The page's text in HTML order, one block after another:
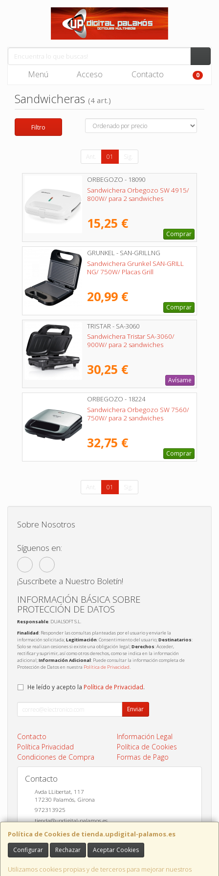
Menú Acceso Contacto 0
Sandwicheras (4 art.)
Filtro
Ant. 01 Sig.
ORBEGOZO - 18090
Sandwichera Orbegozo SW 4915/
800W/ para 2 sandwiches
15,25 €
Comprar
GRUNKEL - SAN-GRILLNG
Sandwichera Grunkel SAN-GRILL
NG/ 750W/ Placas Grill
20,99 €
Comprar
TRISTAR - SA-3060
Sandwichera Tristar SA-3060/
900W/ para 2 sandwiches
30,25 €
Avísame
ORBEGOZO - 18224
Sandwichera Orbegozo SW 7560/
750W/ para 2 sandwiches
32,75 €
Comprar
Ant. 01 Sig.
Política de Cookies de tienda.updigital-palamos.es
Configurar Rechazar Aceptar Cookies
Utilizamos cookies propias y de terceros para mejorar nuestros
Sobre Nosotros
Síguenos en:
¡Suscríbete a Nuestro Boletín!
INFORMACIÓN BÁSICA SOBRE
PROTECCIÓN DE DATOS
Responsable: DUALSOFT S.L.
Finalidad: Responder las consultas planteadas por el usuario y enviarle la
información solicitada;Legitimación: Consentimiento del usuario;Destinatarios:
Solo se realizan cesiones si existe una obligación legal;Derechos: Acceder,
rectificar y suprimir, así como otros derechos, como se indica en la información
adicional;Información Adicional: Puede consultar la información completa de
Protección de Datos en nuestra Política de Privacidad.
He leído y acepto la Política de Privacidad.
Enviar
Contacto
Información Legal
Política Privacidad
Política de Cookies
Condiciones de Compra
Formas de Pago
Contacto
Avda LLibertat, 117
17230 Palamós, Girona
972313925
tienda@updigital-palamos.es
Horario